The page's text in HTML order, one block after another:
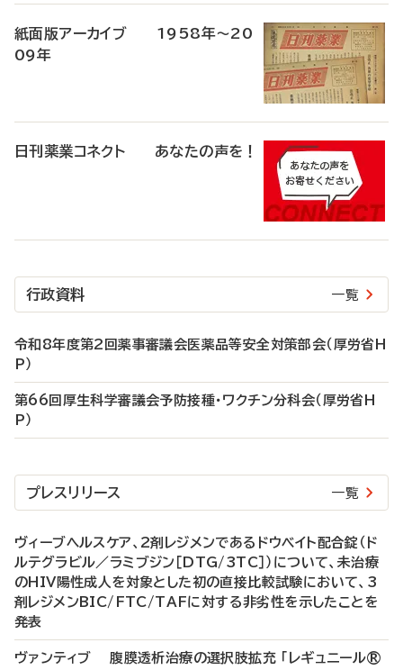
紙面版アーカイブ 1958年～20
09年
日刊薬業コネクト あなたの声を！
行政資料 一覧
令和8年度第2回薬事審議会医薬品等安全対策部会（厚労省H
P）
第66回厚生科学審議会予防接種・ワクチン分科会（厚労省H
P）
プレスリリース 一覧
ヴィーブヘルスケア、2剤レジメンであるドウベイト配合錠（ド
ルテグラビル／ラミブジン［DTG/3TC］）について、未治療
のHIV陽性成人を対象とした初の直接比較試験において、3
剤レジメンBIC/FTC/TAFに対する非劣性を示したことを
発表
ヴァンティブ 腹膜透析治療の選択肢拡充 「レギュニール®